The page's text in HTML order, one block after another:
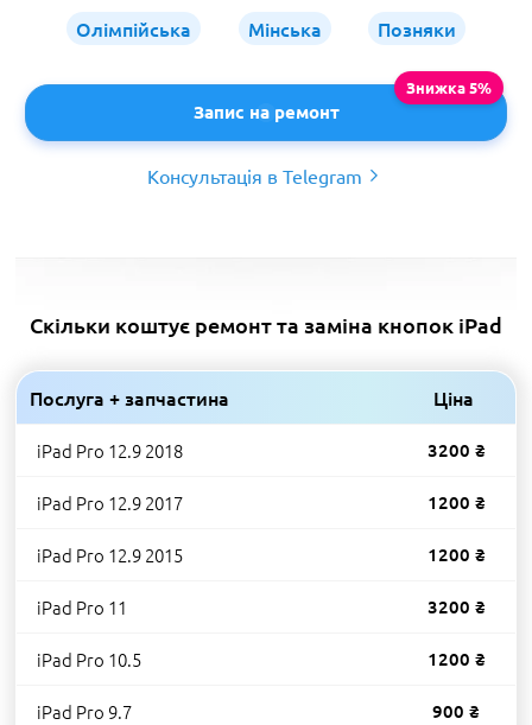
Олімпійська Мінська Позняки
Запис на ремонт
Консультація в Telegram
Скільки коштує ремонт та заміна кнопок iPad
Послуга + запчастина Ціна
iPad Pro 12.9 2018 3200 ₴
iPad Pro 12.9 2017 1200 ₴
iPad Pro 12.9 2015 1200 ₴
iPad Pro 11 3200 ₴
iPad Pro 10.5 1200 ₴
iPad Pro 9.7 900 ₴